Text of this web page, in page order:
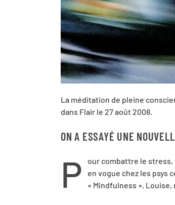
La méditation de pleine
dans Flair le 27 août 2008.
ON A ESSAYÉ UNE
P
our combattre le
en vogue chez les psys
« Mindfulness ».